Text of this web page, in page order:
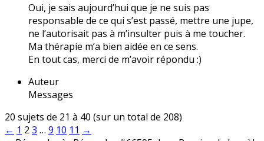
Oui, je sais aujourd’hui que je ne suis pas
responsable de ce qui s’est passé, mettre une jupe,
ne l’autorisait pas à m’insulter puis à me toucher.
Ma thérapie m’a bien aidée en ce sens.
En tout cas, merci de m’avoir répondu :)
Auteur
Messages
20 sujets de 21 à 40 (sur un total de 208)
← 1 2 3 … 9 10 11 →